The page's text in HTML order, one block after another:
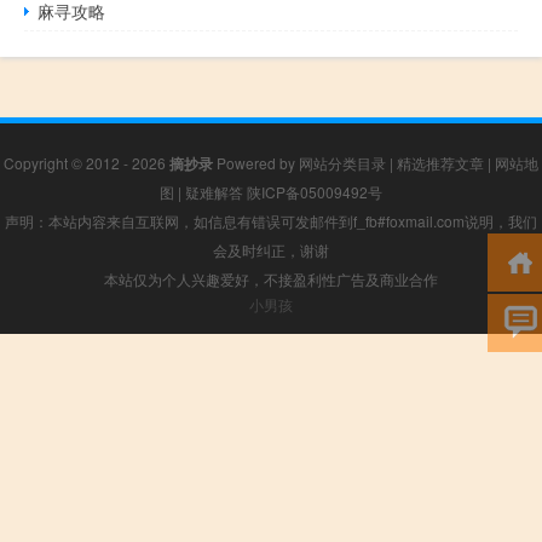
麻寻攻略
Copyright © 2012 - 2026 摘抄录 Powered by 网站分类目录 | 精选推荐文章 | 网站地
图 | 疑难解答 陕ICP备05009492号
声明：本站内容来自互联网，如信息有错误可发邮件到f_fb#foxmail.com说明，我们
会及时纠正，谢谢
本站仅为个人兴趣爱好，不接盈利性广告及商业合作
小男孩